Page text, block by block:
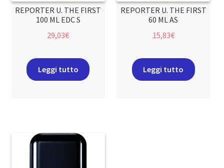
REPORTER U. THE FIRST
100 ML EDC S
29,03€
Leggi tutto
REPORTER U. THE FIRST
60 ML AS
15,83€
Leggi tutto